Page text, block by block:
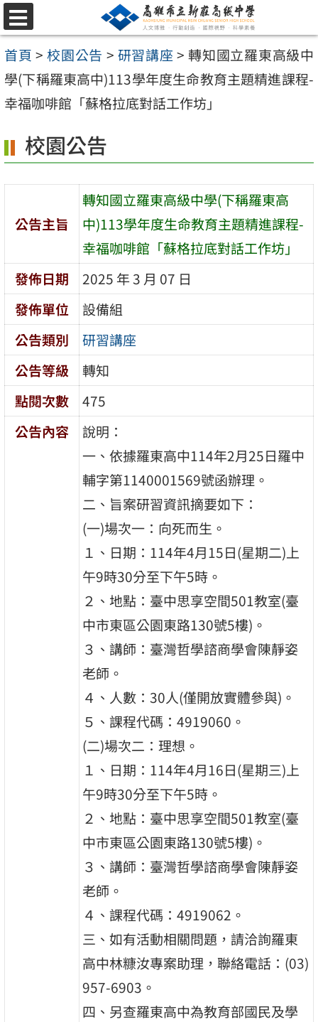
跳
至
主
要
內
區
選
單
首頁 > 校園公告 > 研習講座 > 轉知國立羅東高級中
學(下稱羅東高中)113學年度生命教育主題精進課程-
幸福咖啡館「蘇格拉底對話工作坊」
校園公告
公告主旨
轉知國立羅東高級中學(下稱羅東高
中)113學年度生命教育主題精進課程-
幸福咖啡館「蘇格拉底對話工作坊」
發佈日期
2025 年 3 月 07 日
發佈單位
設備組
公告類別
研習講座
公告等級
轉知
點閱次數
475
公告內容
說明：
一、依據羅東高中114年2月25日羅中
輔字第1140001569號函辦理。
二、旨案研習資訊摘要如下：
(一)場次一：向死而生。
１、日期：114年4月15日(星期二)上
午9時30分至下午5時。
２、地點：臺中思享空間501教室(臺
中市東區公園東路130號5樓)。
３、講師：臺灣哲學諮商學會陳靜姿
老師。
４、人數：30人(僅開放實體參與)。
５、課程代碼：4919060。
(二)場次二：理想。
１、日期：114年4月16日(星期三)上
午9時30分至下午5時。
２、地點：臺中思享空間501教室(臺
中市東區公園東路130號5樓)。
３、講師：臺灣哲學諮商學會陳靜姿
老師。
４、課程代碼：4919062。
三、如有活動相關問題，請洽詢羅東
高中林糠汝專案助理，聯絡電話：(03)
957-6903。
四、另查羅東高中為教育部國民及學